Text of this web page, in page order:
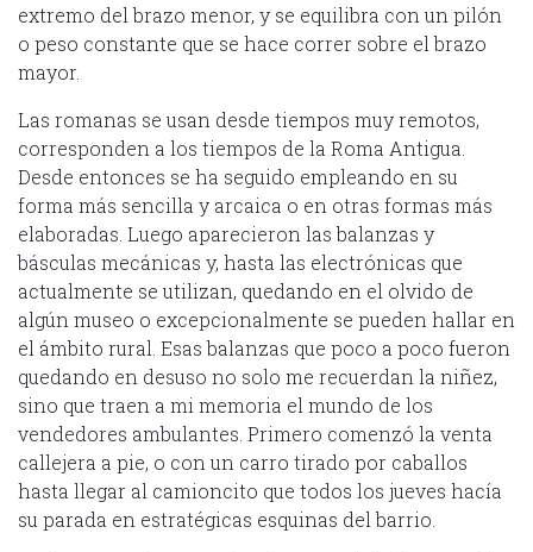
extremo del brazo menor, y se equilibra con un pilón
o peso constante que se hace correr sobre el brazo
mayor.
Las romanas se usan desde tiempos muy remotos,
corresponden a los tiempos de la Roma Antigua.
Desde entonces se ha seguido empleando en su
forma más sencilla y arcaica o en otras formas más
elaboradas. Luego aparecieron las balanzas y
básculas mecánicas y, hasta las electrónicas que
actualmente se utilizan, quedando en el olvido de
algún museo o excepcionalmente se pueden hallar en
el ámbito rural. Esas balanzas que poco a poco fueron
quedando en desuso no solo me recuerdan la niñez,
sino que traen a mi memoria el mundo de los
vendedores ambulantes. Primero comenzó la venta
callejera a pie, o con un carro tirado por caballos
hasta llegar al camioncito que todos los jueves hacía
su parada en estratégicas esquinas del barrio.